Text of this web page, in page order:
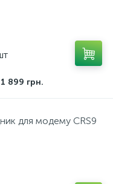
1 899 грн.
для модему CRS9